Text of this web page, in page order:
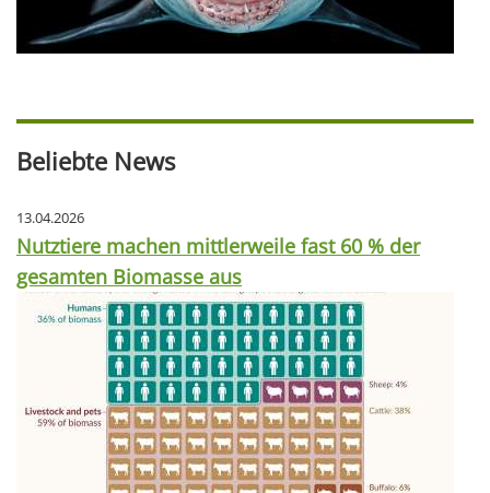
Beliebte News
13.04.2026
Nutztiere machen mittlerweile fast 60 % der
gesamten Biomasse aus